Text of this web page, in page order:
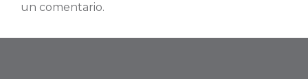
un comentario.